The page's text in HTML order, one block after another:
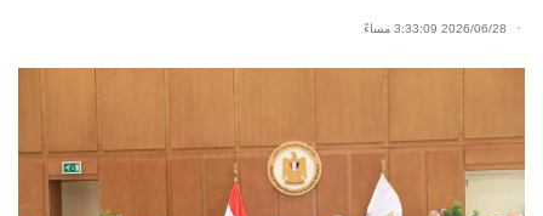
2026/06/28 3:33:09 مساءً